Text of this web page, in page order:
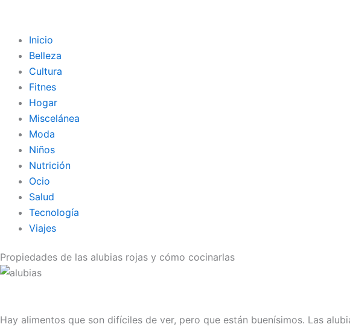
Inicio
Belleza
Cultura
Fitnes
Hogar
Miscelánea
Moda
Niños
Nutrición
Ocio
Salud
Tecnología
Viajes
Propiedades de las alubias rojas y cómo cocinarlas
Hay alimentos que son difíciles de ver, pero que están buenísimos. Las